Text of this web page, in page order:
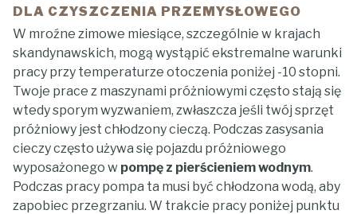
DLA CZYSZCZENIA PRZEMYSŁOWEGO
W mroźne zimowe miesiące, szczególnie w krajach
skandynawskich, mogą wystąpić ekstremalne warunki
pracy przy temperaturze otoczenia poniżej -10 stopni.
Twoje prace z maszynami próżniowymi często stają się
wtedy sporym wyzwaniem, zwłaszcza jeśli twój sprzęt
próżniowy jest chłodzony cieczą. Podczas zasysania
cieczy często używa się pojazdu próżniowego
wyposażonego w pompę z pierścieniem wodnym.
Podczas pracy pompa ta musi być chłodzona wodą, aby
zapobiec przegrzaniu. W trakcie pracy poniżej punktu